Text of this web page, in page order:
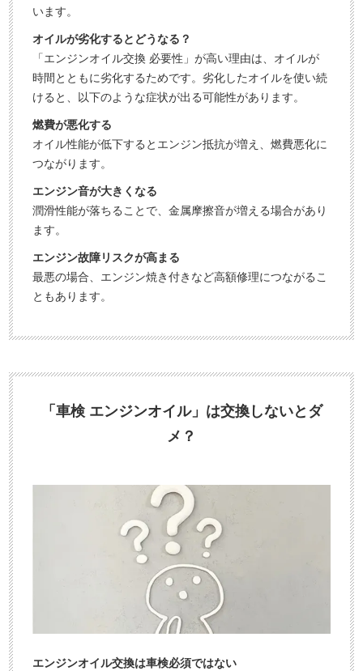
います。
オイルが劣化するとどうなる？
「エンジンオイル交換 必要性」が高い理由は、オイルが
時間とともに劣化するためです。劣化したオイルを使い続
けると、以下のような症状が出る可能性があります。
燃費が悪化する
オイル性能が低下するとエンジン抵抗が増え、燃費悪化に
つながります。
エンジン音が大きくなる
潤滑性能が落ちることで、金属摩擦音が増える場合があり
ます。
エンジン故障リスクが高まる
最悪の場合、エンジン焼き付きなど高額修理につながるこ
ともあります。
「車検 エンジンオイル」は交換しないとダ
メ？
エンジンオイル交換は車検必須ではない